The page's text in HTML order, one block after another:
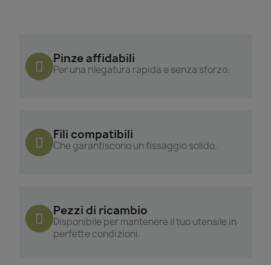
Pinze affidabili
Per una rilegatura rapida e senza sforzo.
Fili compatibili
Che garantiscono un fissaggio solido.
Pezzi di ricambio
Disponibile per mantenere il tuo utensile in
perfette condizioni.